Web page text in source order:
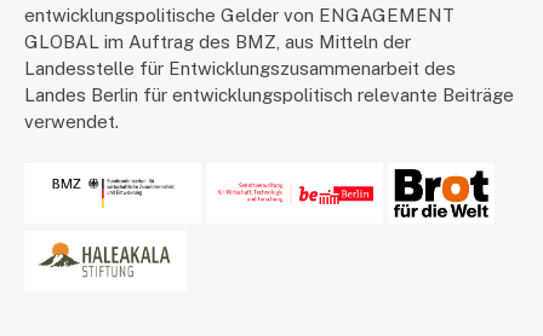
entwicklungspolitische Gelder von ENGAGEMENT
GLOBAL im Auftrag des BMZ, aus Mitteln der
Landesstelle für Entwicklungszusammenarbeit des
Landes Berlin für entwicklungspolitisch relevante Beiträge
verwendet.